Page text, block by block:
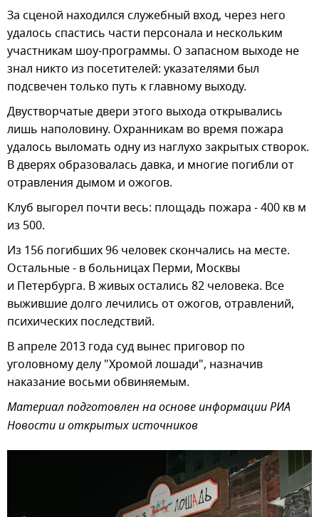
За сценой находился служебный вход, через него
удалось спастись части персонала и нескольким
участникам шоу-программы. О запасном выходе не
знал никто из посетителей: указателями был
подсвечен только путь к главному выходу.
Двустворчатые двери этого выхода открывались
лишь наполовину. Охранникам во время пожара
удалось выломать одну из наглухо закрытых створок.
В дверях образовалась давка, и многие погибли от
отравления дымом и ожогов.
Клуб выгорел почти весь: площадь пожара - 400 кв м
из 500.
Из 156 погибших 96 человек скончались на месте.
Остальные - в больницах Перми, Москвы
и Петербурга. В живых остались 82 человека. Все
выжившие долго лечились от ожогов, отравлений,
психических последствий.
В апреле 2013 года суд вынес приговор по
уголовному делу "Хромой лошади", назначив
наказание восьми обвиняемым.
Материал подготовлен на основе информации РИА
Новости и открытых источников